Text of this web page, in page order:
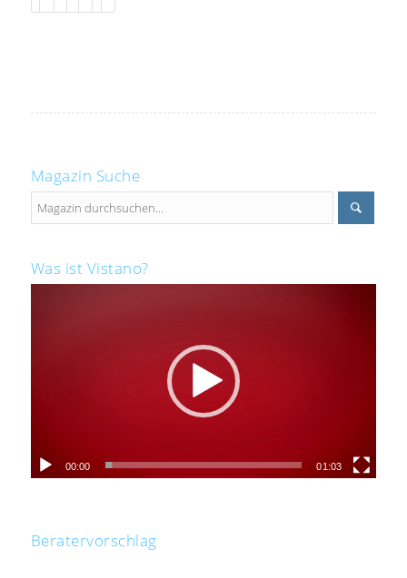
Magazin Suche
Was ist Vistano?
00:00 01:03
Beratervorschlag